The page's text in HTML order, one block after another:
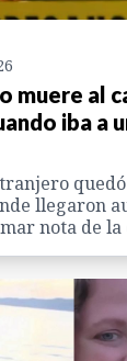
muere al
iba a
llegaron
nota de la